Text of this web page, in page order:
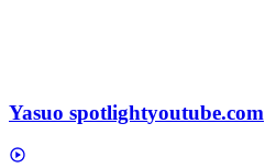
Yasuo spotlightyoutube.com